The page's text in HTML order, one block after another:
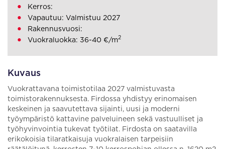
Kuvaus
Vuokrattavana toimistotilaa 2027 valmistuvasta
toimistorakennuksesta. Firdossa yhdistyy erinomaisen
keskeinen ja saavutettava sijainti, uusi ja moderni
työympäristö kattavine palveluineen sekä vastuulliset ja
työhyvinvointia tukevat työtilat. Firdosta on saatavilla
erikokoisia tilaratkaisuja vuokralaisen tarpeisiin
Kerros:
Vapautuu: Valmistuu 2027
Rakennusvuosi:
Vuokraluokka: 36-40 €/m2